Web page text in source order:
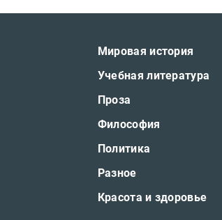
Мировая история
Учебная литература
Проза
Философия
Политика
Разное
Красота и здоровье